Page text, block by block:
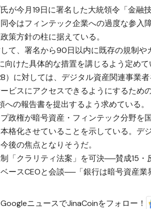
が今月19日に署名した大統領令「金融
令はフィンテック企業への過度な参入
策方針の柱に据えている。
て、署名から90日以内に既存の規制や
けた具体的な措置を講じるよう定めて
）に対しては、デジタル資産関連事業
ビスにアクセスできるようにするため
の報告書を提出するよう求めている。
政権が暗号資産・フィンテック分野を
格化させていることを示している。デ
後の焦点となりそうだ。
「クラリティ法案」を可決──賛成15・
ースCEOと会談──「銀行は暗号資産業
ニュースでJinaCoinをフォロー！